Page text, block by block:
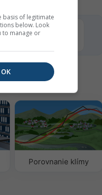
Try it for
Porovnanie klímy
basis of legitimate
below. Look
to manage or
OK